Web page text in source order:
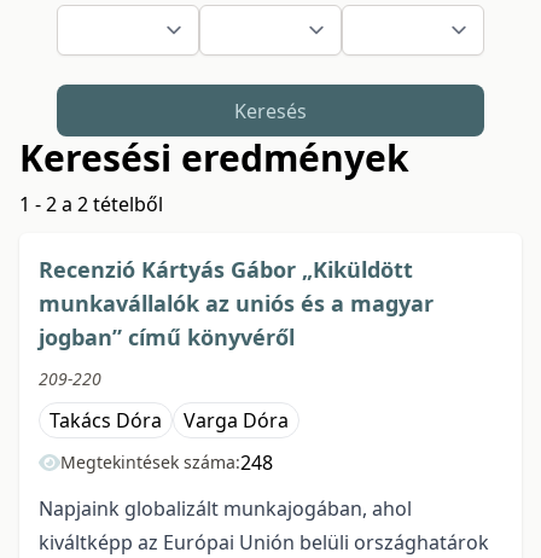
Keresés
Keresési eredmények
1 - 2 a 2 tételből
Recenzió Kártyás Gábor „Kiküldött
munkavállalók az uniós és a magyar
jogban” című könyvéről
209-220
Takács Dóra Varga Dóra
Megtekintések száma:248
Napjaink globalizált munkajogában, ahol
kiváltképp az Európai Unión belüli országhatárok